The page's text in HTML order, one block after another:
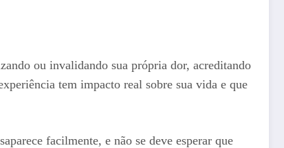
ou invalidando sua própria dor, acreditando
tem impacto real sobre sua vida e que
facilmente, e não se deve esperar que